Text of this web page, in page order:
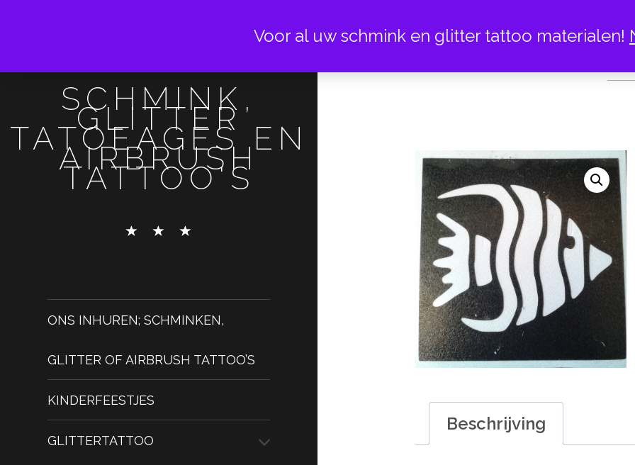
SCHMINK,
GLITTER
TATOEAGES EN
AIRBRUSH
TATTOO'S
ONS INHUREN; SCHMINKEN,
GLITTER OF AIRBRUSH TATTOO’S
KINDERFEESTJES
GLITTERTATTOO
Beschrijving
Voor al uw schmink en glitter tattoo materialen!